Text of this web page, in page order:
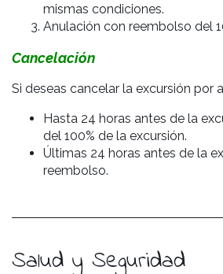
mismas condiciones.
Anulación con reembolso del
Cancelación
Si deseas cancelar la excursión por
Hasta 24 horas antes de la
del 100% de la excursión.
Últimas 24 horas antes de la
reembolso.
Salud y Seguridad